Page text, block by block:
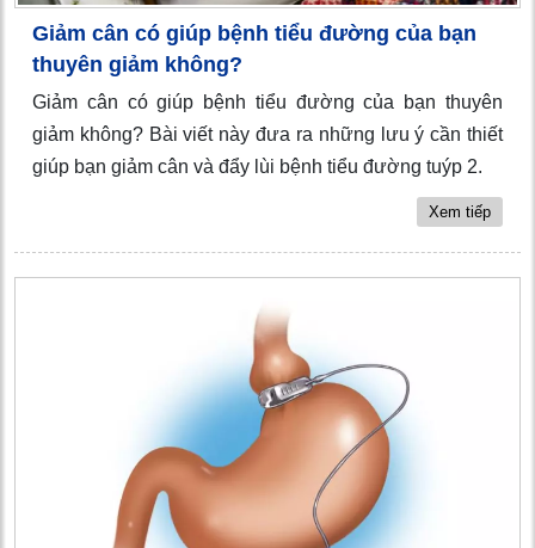
Giảm cân có giúp bệnh tiểu đường của bạn
thuyên giảm không?
Giảm cân có giúp bệnh tiểu đường của bạn thuyên
giảm không? Bài viết này đưa ra những lưu ý cần thiết
giúp bạn giảm cân và đẩy lùi bệnh tiểu đường tuýp 2.
Xem tiếp